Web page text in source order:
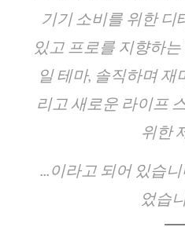
기기 소비를 위한 디
있고 프로를 지향하
일 테마, 솔직하며 재
리고 새로운 라이프
위한
...이라고 되어 있습
었습니